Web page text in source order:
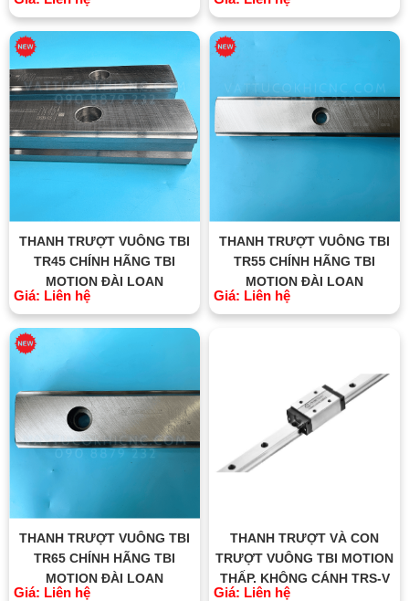
THANH TRƯỢT VUÔNG TBI
TR45 CHÍNH HÃNG TBI
MOTION ĐÀI LOAN
Giá: Liên hệ
THANH TRƯỢT VUÔNG TBI
TR55 CHÍNH HÃNG TBI
MOTION ĐÀI LOAN
Giá: Liên hệ
THANH TRƯỢT VUÔNG TBI
TR65 CHÍNH HÃNG TBI
MOTION ĐÀI LOAN
Giá: Liên hệ
THANH TRƯỢT VÀ CON
TRƯỢT VUÔNG TBI MOTION
THẤP, KHÔNG CÁNH TRS-V
Giá: Liên hệ